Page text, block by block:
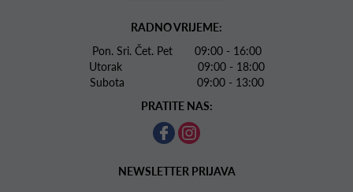
RADNO VRIJEME:
Pon. Sri. Čet. Pet 09:00 - 16:00
Utorak 09:00 - 18:00
Subota 09:00 - 13:00
PRATITE NAS:
NEWSLETTER PRIJAVA